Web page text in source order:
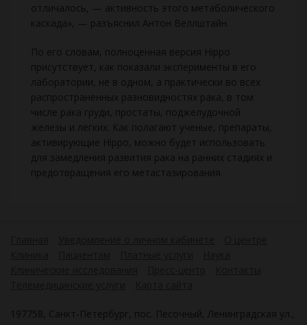
отличалось, — активность этого метаболического
каскада», — разъяснил Антон Веллштайн.
По его словам, полноценная версия Hippo
присутствует, как показали эксперименты в его
лаборатории, не в одном, а практически во всех
распространенных разновидностях рака, в том
числе рака груди, простаты, поджелудочной
железы и легких. Как полагают ученые, препараты,
активирующие Hippo, можно будет использовать
для замедления развития рака на ранних стадиях и
предотвращения его метастазирования.
197758, Санкт-Петербург, пос. Песочный, Ленинградская ул.,